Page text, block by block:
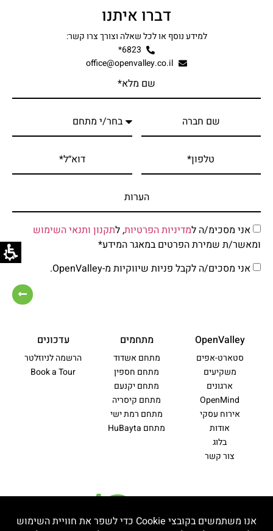
דברו איתנו
למידע נוסף או לכל שאלה וצורך צרו קשר:
6823*
office@openvalley.co.il
אני מסכימ/ה למדיניות הפרטיות, לתקנון ותנאי השימוש
ומאשר/ת שמירת הפרטים במאגר המידע*
אני מסכים/ה לקבל פניות שיווקיות מ-OpenValley.
OpenValley
סטארט-אפים
משקיעים
ארגונים
OpenMind
אירוח עסקי
אודות
בלוג
צור קשר
מתחמים
מתחם אשדוד
מתחם חספין
מתחם יקנעם
מתחם קיסריה
מתחם רמת ישי
מתחם HuBayta
עדכונים
הרשמה לניוזלטר
Book a Tour